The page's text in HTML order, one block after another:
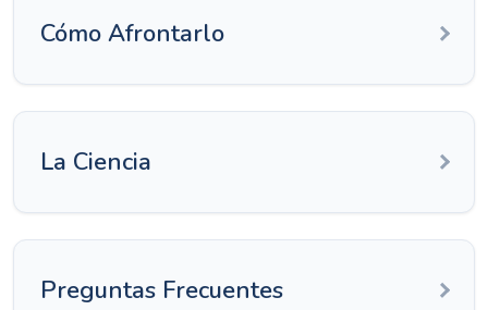
Cómo Afrontarlo
La Ciencia
Preguntas Frecuentes